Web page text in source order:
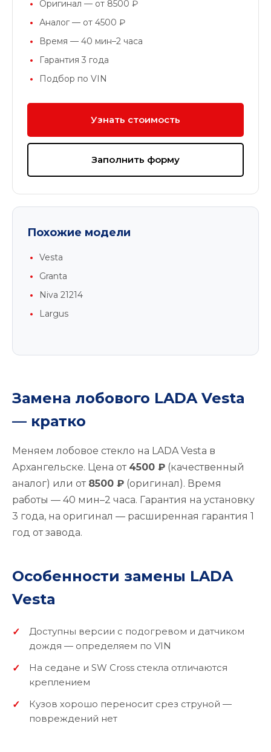
Замена лобового LADA Vesta
— кратко
Меняем лобовое стекло на LADA Vesta в
Архангельске. Цена от 4500 ₽ (качественный
аналог) или от 8500 ₽ (оригинал). Время
работы — 40 мин–2 часа. Гарантия на установку
3 года, на оригинал — расширенная гарантия 1
год от завода.
Особенности замены LADA
Vesta
Доступны версии с подогревом и датчиком
дождя — определяем по VIN
На седане и SW Cross стекла отличаются
креплением
Кузов хорошо переносит срез струной —
повреждений нет
Оригинал — от 8500 ₽
Аналог — от 4500 ₽
Время — 40 мин–2 часа
Гарантия 3 года
Подбор по VIN
Узнать стоимость
Заполнить форму
Похожие модели
Vesta
Granta
Niva 21214
Largus